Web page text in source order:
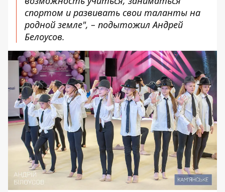
спортом и развивать свои таланты на
родной земле", – подытожил Андрей
Белоусов.